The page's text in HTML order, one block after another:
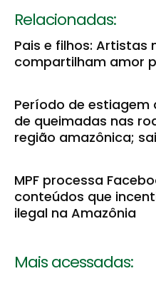
Relacionadas:
Pais e filhos: Artistas
compartilham amor
Período de estiagem
de queimadas nas
região amazônica;
MPF processa
conteúdos que
ilegal na Amazônia
Mais acessadas: